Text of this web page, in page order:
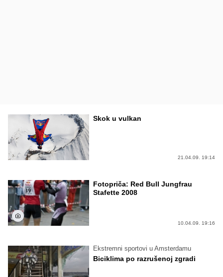
Skok u vulkan
21.04.09. 19:14
Fotopriča: Red Bull Jungfrau
Stafette 2008
10.04.09. 19:16
Ekstremni sportovi u Amsterdamu
Biciklima po razrušenoj zgradi